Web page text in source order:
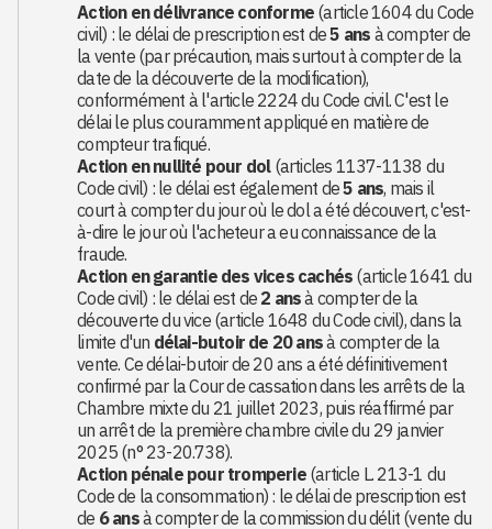
Action en délivrance conforme (article 1604 du Code
civil) : le délai de prescription est de5 ans à compter de
la vente (par précaution, mais surtout à compter de la
date de la découverte de la modification),
conformément à l'article 2224 du Code civil. C'est le
délai le plus couramment appliqué en matière de
compteur trafiqué.
Action en nullité pour dol(articles 1137-1138 du
Code civil) : le délai est également de5 ans, mais il
court à compter du jour où le dol a été découvert, c'est-
à-dire le jour où l'acheteur a eu connaissance de la
fraude.
Action en garantie des vices cachés (article 1641 du
Code civil) : le délai est de 2 ansà compter de la
découverte du vice (article 1648 du Code civil), dans la
limite d'un délai-butoir de 20 ansà compter de la
vente. Ce délai-butoir de 20 ans a été définitivement
confirmé par la Cour de cassation dans les arrêts de la
Chambre mixte du 21 juillet 2023, puis réaffirmé par
un arrêt de la première chambre civile du 29 janvier
2025 (n° 23-20.738).
Action pénale pour tromperie(article L. 213-1 du
Code de la consommation) : le délai de prescription est
de 6 ansà compter de la commission du délit (vente du